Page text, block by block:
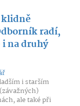
radí,
na druhý
i starším
ale také při